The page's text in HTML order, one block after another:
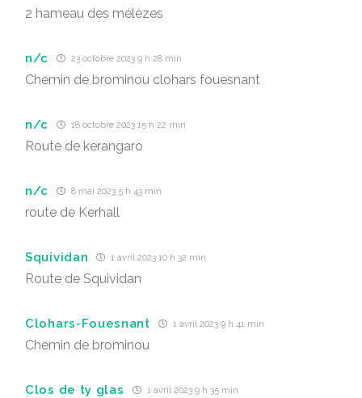
2 hameau des mélèzes
n/c 23 octobre 2023 9 h 28 min
Chemin de brominou clohars fouesnant
n/c 18 octobre 2023 15 h 22 min
Route de kerangaro
n/c 8 mai 2023 5 h 43 min
route de Kerhall
Squividan 1 avril 2023 10 h 32 min
Route de Squividan
Clohars-Fouesnant 1 avril 2023 9 h 41 min
Chemin de brominou
Clos de ty glas 1 avril 2023 9 h 35 min